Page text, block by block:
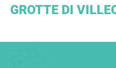
GROTTE DI